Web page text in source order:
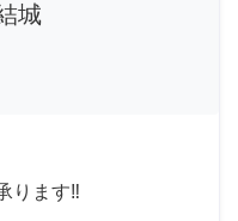
城
ります‼︎